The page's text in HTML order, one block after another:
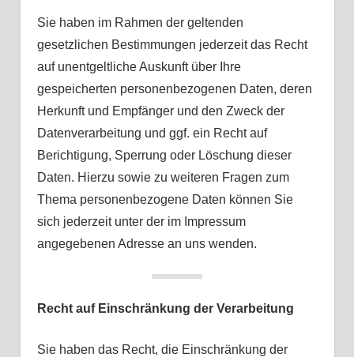
Sie haben im Rahmen der geltenden
gesetzlichen Bestimmungen jederzeit das Recht
auf unentgeltliche Auskunft über Ihre
gespeicherten personenbezogenen Daten, deren
Herkunft und Empfänger und den Zweck der
Datenverarbeitung und ggf. ein Recht auf
Berichtigung, Sperrung oder Löschung dieser
Daten. Hierzu sowie zu weiteren Fragen zum
Thema personenbezogene Daten können Sie
sich jederzeit unter der im Impressum
angegebenen Adresse an uns wenden.
Recht auf Einschränkung der Verarbeitung
Sie haben das Recht, die Einschränkung der